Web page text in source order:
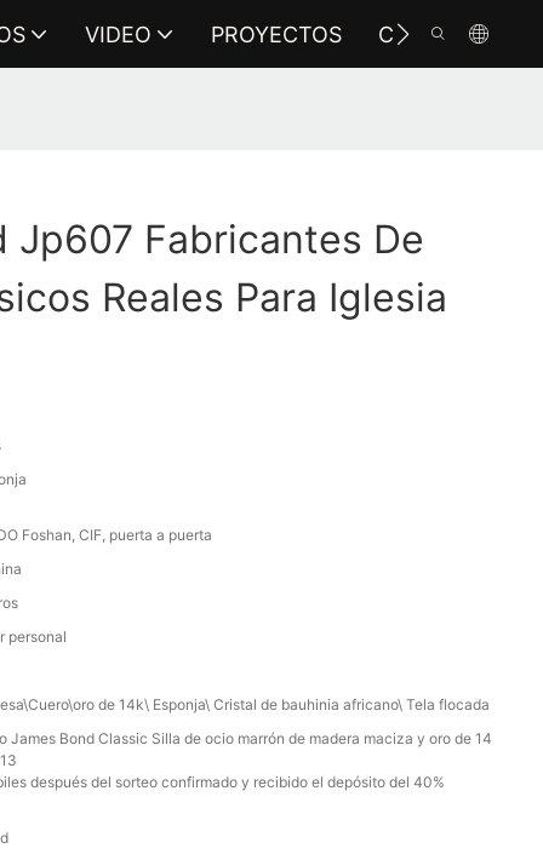
VIDEO PROYECTOS CONTÁCTENOS
Jp607 Fabricantes De
Reales Para Iglesia
Foshan, CIF, puerta a puerta
personal
de 14k\ Esponja\ Cristal de bauhinia africano\ Tela flocada
James Bond Classic Silla de ocio marrón de madera maciza y oro de 14
después del sorteo confirmado y recibido el depósito del 40%